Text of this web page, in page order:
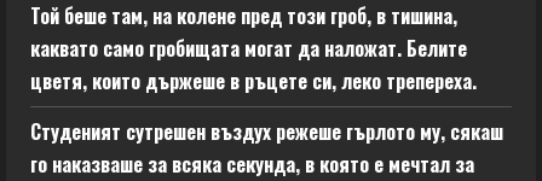
Той беше там, на колене пред този гроб, в тишина,
каквато само гробищата могат да наложат. Белите
цветя, които държеше в ръцете си, леко трепереха.
Студеният сутрешен въздух режеше гърлото му, сякаш
го наказваше за всяка секунда, в която е мечтал за